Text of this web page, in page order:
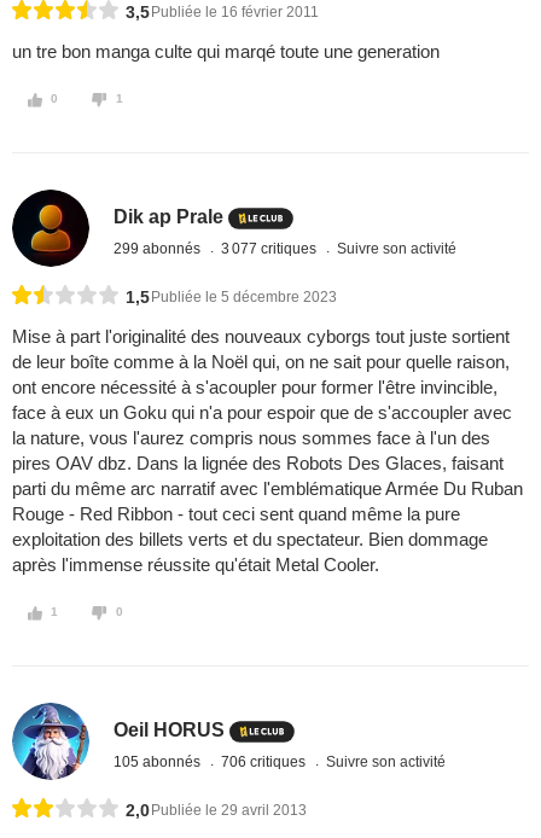
3,5 Publiée le 16 février 2011
un tre bon manga culte qui marqé toute une generation
0 1
Dik ap Prale
299 abonnés 3 077 critiques Suivre son activité
1,5 Publiée le 5 décembre 2023
Mise à part l'originalité des nouveaux cyborgs tout juste sortient
de leur boîte comme à la Noël qui, on ne sait pour quelle raison,
ont encore nécessité à s'acoupler pour former l'être invincible,
face à eux un Goku qui n'a pour espoir que de s'accoupler avec
la nature, vous l'aurez compris nous sommes face à l'un des
pires OAV dbz. Dans la lignée des Robots Des Glaces, faisant
parti du même arc narratif avec l'emblématique Armée Du Ruban
Rouge - Red Ribbon - tout ceci sent quand même la pure
exploitation des billets verts et du spectateur. Bien dommage
après l'immense réussite qu'était Metal Cooler.
1 0
Oeil HORUS
105 abonnés 706 critiques Suivre son activité
2,0 Publiée le 29 avril 2013